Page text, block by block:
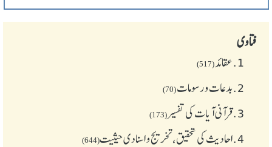
فتاوی
1. عقائد(517)
2. بدعات و رسومات(70)
3. قرآنی آیات کی تفسیر(173)
4. احادیث کی تحقیق، تخریج و اسنادی حیثیت(644)